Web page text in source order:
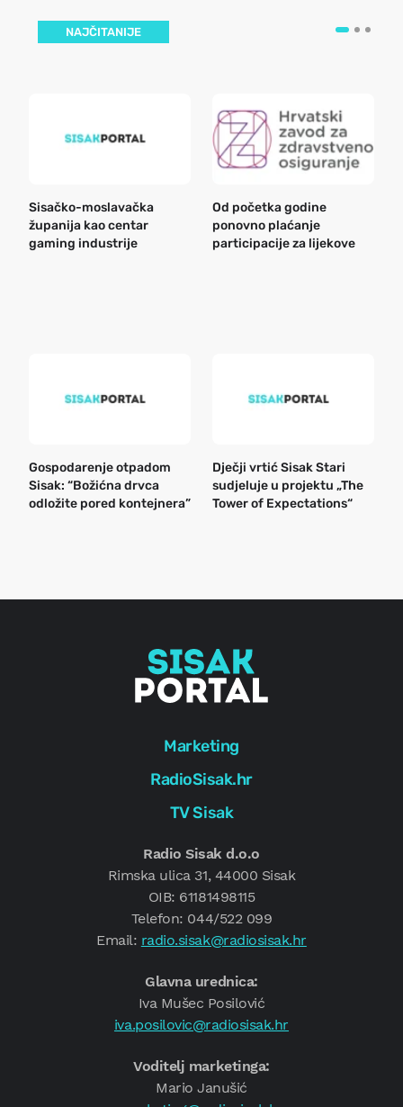
NAJČITANIJE
Sisačko-moslavačka
županija kao centar
gaming industrije
Od početka godine
ponovno plaćanje
participacije za lijekove
Gospodarenje otpadom
Sisak: “Božićna drvca
odložite pored kontejnera”
Dječji vrtić Sisak Stari
sudjeluje u projektu „The
Tower of Expectations“
Marketing
RadioSisak.hr
TV Sisak
Radio Sisak d.o.o
Rimska ulica 31, 44000 Sisak
OIB: 61181498115
Telefon: 044/522 099
Email: radio.sisak@radiosisak.hr
Glavna urednica:
Iva Mušec Posilović
iva.posilovic@radiosisak.hr
Voditelj marketinga:
Mario Janušić